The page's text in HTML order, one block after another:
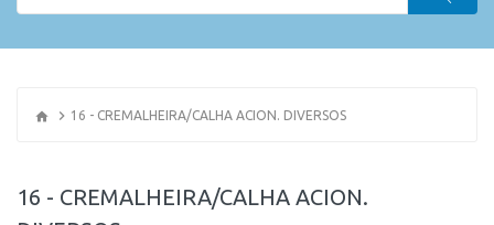
16 - CREMALHEIRA/CALHA ACION. DIVERSOS
16 - CREMALHEIRA/CALHA ACION.